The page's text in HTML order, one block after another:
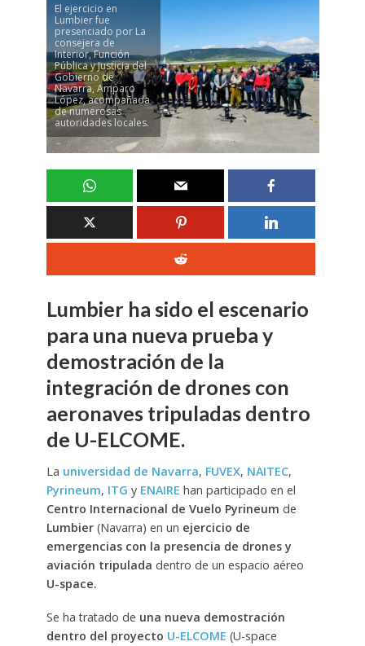
El ejercicio en
Lumbier fue
presenciado por La
consejera de
Interior, Función
Pública y Justicia del
Gobierno de
Navarra, Amparo
López, acompañada
de numerosas
autoridades locales.
Lumbier ha sido el escenario
para una nueva prueba y
demostración de la
integración de drones con
aeronaves tripuladas dentro
de U-ELCOME.
La universidad de Navarra, FUVEX, NAITEC,
Pyrineum, ITG y ENAIRE han participado en el
Centro Internacional de Vuelo Pyrineum de
Lumbier(Navarra) en un ejercicio de
emergencias con la presencia de drones y
aviación tripulada dentro de un espacio aéreo
U-space.
Se ha tratado de una nueva demostración
dentro del proyecto U-ELCOME (U-space